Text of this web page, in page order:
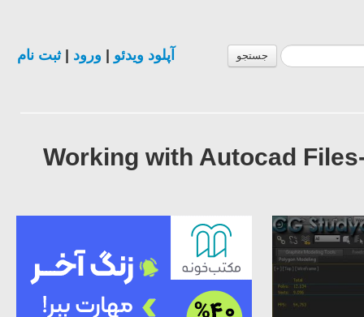
جستجو آپلود ویدئو| ورود| ثبت نام
Working with Autocad